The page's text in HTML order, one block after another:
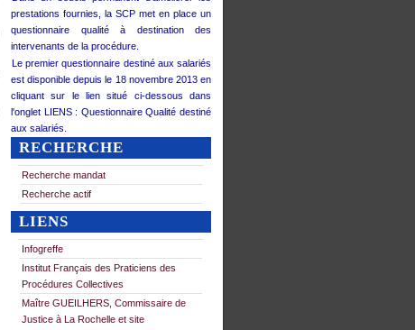
prestations fournies, la SCP met en place un
questionnaire qualité à destination des
intervenants de la procédure.
Le premier questionnaire destiné aux salariés
est disponible depuis le 18 novembre 2013 en
cliquant sur le lien situé ci-dessous dans
l'onglet LIENS : Questionnaire Qualité destiné
aux salariés.
RECHERCHE
Recherche mandat
Recherche actif
LIENS
Infogreffe
Institut Français des Praticiens des
Procédures Collectives
Maître GUEILHERS, Commissaire de
Justice à La Rochelle et site